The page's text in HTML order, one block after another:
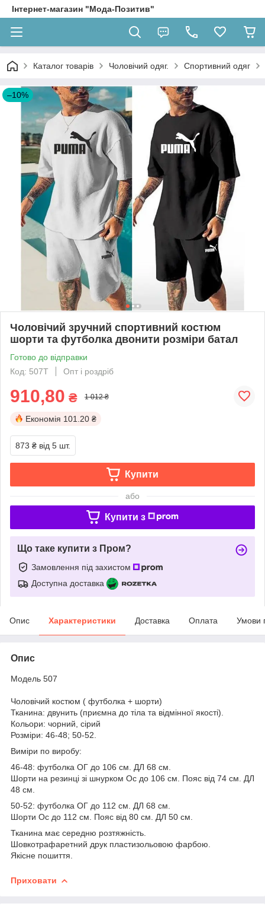
Інтернет-магазин "Мода-Позитив"
Каталог товарів Чоловічий одяг. Спортивний одяг
–10%
Чоловічий зручний спортивний костюм
шорти та футболка двонити розміри батал
Готово до відправки
Код: 507Т
Опт і роздріб
910,80 ₴ 1 012 ₴
Економія 101.20 ₴
873 ₴ від 5 шт.
Купити
або
Купити з
Що таке купити з Пром?
Замовлення під захистом
Доступна доставка
Опис Характеристики Доставка Оплата Умови
Опис
Модель 507
Чоловічий костюм ( футболка + шорти)
Тканина: двунить (приємна до тіла та відмінної якості).
Кольори: чорний, сірий
Розміри: 46-48; 50-52.
Виміри по виробу:
46-48: футболка ОГ до 106 см. ДЛ 68 см.
Шорти на резинці зі шнурком Ос до 106 см. Пояс від 74 см. ДЛ
48 см.
50-52: футболка ОГ до 112 см. ДЛ 68 см.
Шорти Ос до 112 см. Пояс від 80 см. ДЛ 50 см.
Тканина має середню розтяжність.
Шовкотрафаретний друк пластизольовою фарбою.
Якісне пошиття.
Приховати